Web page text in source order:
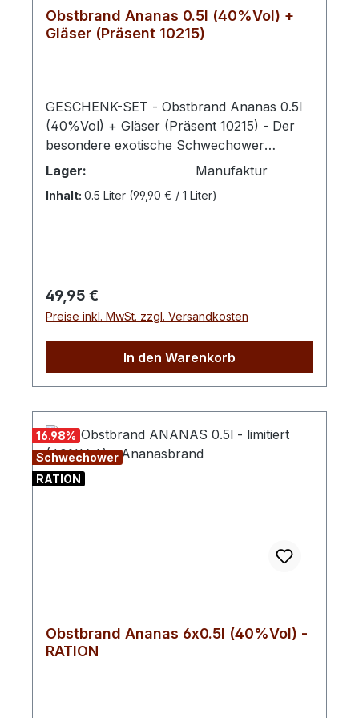
Obstbrand Ananas 0.5l (40%Vol) +
Gläser (Präsent 10215)
GESCHENK-SET - Obstbrand Ananas 0.5l
(40%Vol) + Gläser (Präsent 10215) - Der
besondere exotische Schwechower
Obstbrand Ananas überzeugt in bester
Qualität. Die himmlisch fruchtigen
Eigenschaften der Ananas animieren die
Schwechower Brennereimanufaktur
inmitten der fruchtbaren Böden Costa
tropischen Früchte. Sie schmeckt
erfrischend und aromatisch und verleiht
Ananas den bei vielen Kunden beliebten
Geschmack.
Lager: Manufaktur
Inhalt: 0.5 Liter (99,90 € / 1 Liter)
Regulärer Preis:
49,95 €
Preise inkl. MwSt. zzgl. Versandkosten
In den Warenkorb
16.98%
Schwechower
RATION
Obstbrand Ananas 6x0.5l (40%Vol) -
RATION